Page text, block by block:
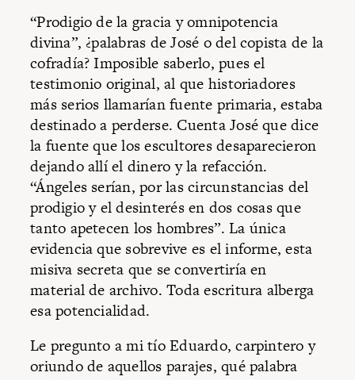
“Prodigio de la gracia y omnipotencia
divina”, ¿palabras de José o del copista de la
cofradía? Imposible saberlo, pues el
testimonio original, al que historiadores
más serios llamarían fuente primaria, estaba
destinado a perderse. Cuenta José que dice
la fuente que los escultores desaparecieron
dejando allí el dinero y la refacción.
“Ángeles serían, por las circunstancias del
prodigio y el desinterés en dos cosas que
tanto apetecen los hombres”. La única
evidencia que sobrevive es el informe, esta
misiva secreta que se convertiría en
material de archivo. Toda escritura alberga
esa potencialidad.
Le pregunto a mi tío Eduardo, carpintero y
oriundo de aquellos parajes, qué palabra